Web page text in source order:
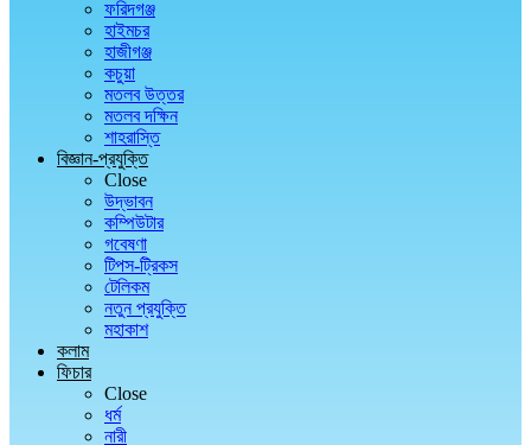
ফরিদগঞ্জ
হাইমচর
হাজীগঞ্জ
কচুয়া
মতলব উত্তর
মতলব দক্ষিন
শাহরাস্তি
বিজ্ঞান-প্রযুক্তি
Close
উদ্ভাবন
কম্পিউটার
গবেষণা
টিপস-ট্রিকস
টেলিকম
নতুন প্রযুক্তি
মহাকাশ
কলাম
ফিচার
Close
ধর্ম
নারী